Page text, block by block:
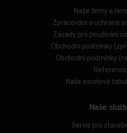
Naše firmy a
Zpracování a ochrana
Zásady pro používání
Obchodní podmínky
Obchodní podmínky
Reference
Naše excelové
Naše
Servis pro